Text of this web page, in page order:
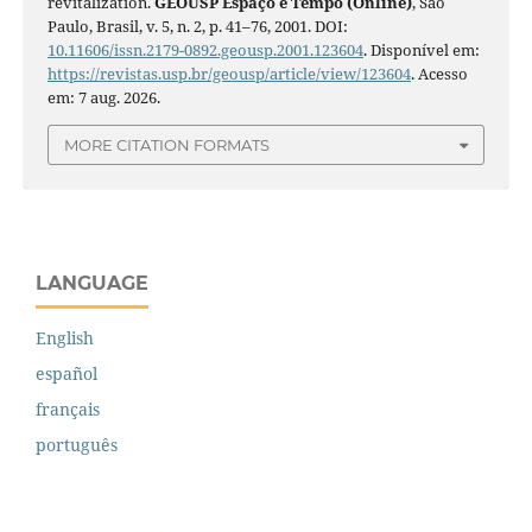
Paulo, Brasil, v. 5, n. 2, p. 41–76, 2001. DOI:
10.11606/issn.2179-0892.geousp.2001.123604. Disponível em:
https://revistas.usp.br/geousp/article/view/123604. Acesso
em: 7 aug. 2026.
MORE CITATION FORMATS
LANGUAGE
English
español
français
português